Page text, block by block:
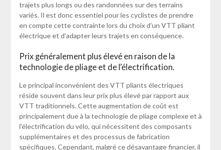
trajets plus longs ou des randonnées sur des terrains
variés. Il est donc essentiel pour les cyclistes de prendre
en compte cette contrainte lors du choix d’un VTT pliant
électrique et d’adapter leurs trajets en conséquence.
Prix généralement plus élevé en raison de la
technologie de pliage et de l’électrification.
Le principal inconvénient des VTT pliants électriques
réside souvent dans leur prix plus élevé par rapport aux
VTT traditionnels. Cette augmentation de coût est
principalement due à la technologie de pliage complexe et à
l’électrification du vélo, qui nécessitent des composants
supplémentaires et des processus de fabrication
spécifiques. Cependant, malgré ce désavantage financier, il